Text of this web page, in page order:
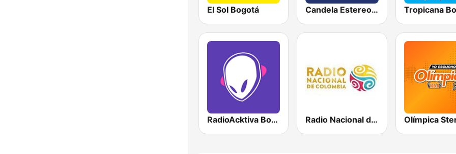
El Sol Bogotá Candela Estereo 101.9 FM Tropicana
RadioAcktiva Bogotá Radio Nacional de Colombia Bogotá 95.9 FM